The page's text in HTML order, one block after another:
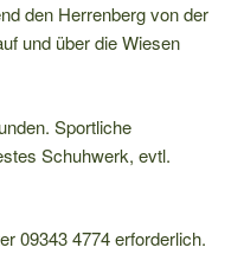
den Herrenberg von der
und über die Wiesen
Sportliche
Schuhwerk, evtl.
09343 4774 erforderlich.